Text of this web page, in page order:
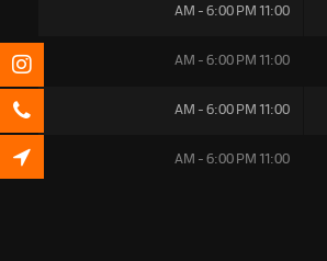
11:00 AM - 6:00 PM
11:00 AM - 6:00 PM
11:00 AM - 6:00 PM
11:00 AM - 6:00 PM